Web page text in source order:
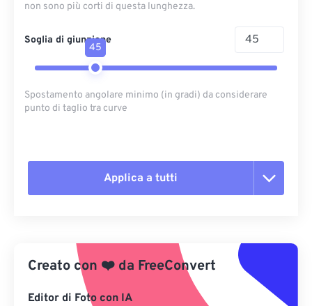
non sono più corti di questa lunghezza.
Soglia di giunzione
45
Spostamento angolare minimo (in gradi) da considerare
punto di taglio tra curve
Applica a tutti
Applica da preimpostazione
Salva come predefinito
Creato con ❤️ da FreeConvert
Editor di Foto con IA